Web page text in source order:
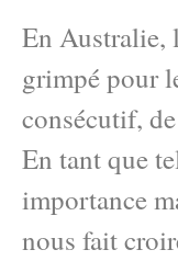
En Australie,
grimpé pour
consécutif,
En tant que
importance
nous fait